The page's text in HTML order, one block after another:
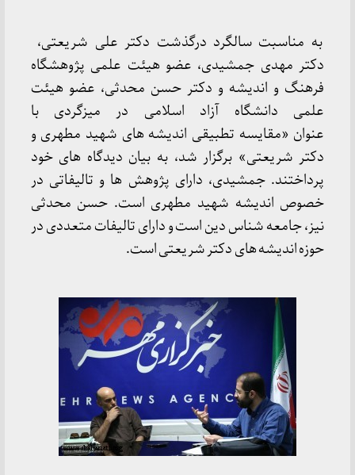
به مناسبت سالگرد درگذشت دکتر علی شریعتی،
دکتر مهدی جمشیدی، عضو هیئت علمی پژوهشگاه
فرهنگ و اندیشه و دکتر حسن محدثی، عضو هیئت
علمی دانشگاه آزاد اسلامی در میزگردی با
عنوان «مقایسه تطبیقی اندیشه های شهید مطهری و
دکتر شریعتی» برگزار شد، به بیان دیدگاه های خود
پرداختند. جمشیدی، دارای پژوهش ها و تالیفاتی در
خصوص اندیشه شهید مطهری است. حسن محدثی
نیز، جامعه شناس دین است و دارای تالیفات متعددی در
حوزه اندیشه های دکتر شریعتی است.